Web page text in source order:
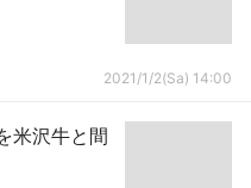
2021/1/2(Sa) 14:00
米沢牛と間